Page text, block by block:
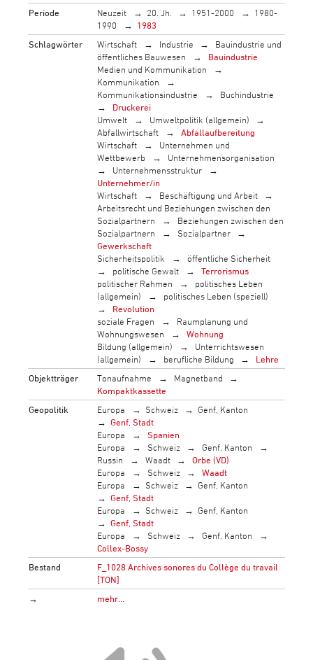
Periode
Neuzeit 20. Jh. 1951-2000
1980-
1990
1983
Schlagwörter
Wirtschaft Industrie
Bauindustrie und
öffentliches Bauwesen
Bauindustrie
Medien und Kommunikation
Kommunikation
Kommunikationsindustrie
Buchindustrie
Druckerei
Umwelt
Umweltpolitik (allgemein)
Abfallwirtschaft
Abfallaufbereitung
Wirtschaft
Unternehmen und
Wettbewerb
Unternehmensorganisation
Unternehmensstruktur
Unternehmer/in
Wirtschaft
Beschäftigung und Arbeit
Arbeitsrecht und Beziehungen zwischen den
Sozialpartnern
Beziehungen zwischen den
Sozialpartnern
Sozialpartner
Gewerkschaft
Sicherheitspolitik
öffentliche Sicherheit
politische Gewalt
Terrorismus
politischer Rahmen
politisches Leben
(allgemein)
politisches Leben (speziell)
Revolution
soziale Fragen
Raumplanung und
Wohnungswesen
Wohnung
Bildung (allgemein)
Unterrichtswesen
(allgemein)
berufliche Bildung
Lehre
Objektträger
Tonaufnahme
Magnetband
Kompaktkassette
Geopolitik
Europa Schweiz
Genf, Kanton
Genf, Stadt
Europa
Spanien
Europa
Schweiz
Genf, Kanton
Russin
Waadt
Orbe (VD)
Europa
Schweiz
Waadt
Europa
Schweiz
Genf, Kanton
Genf, Stadt
Europa
Schweiz
Genf, Kanton
Genf, Stadt
Europa
Schweiz
Genf, Kanton
Collex-Bossy
Bestand
F_1028 Archives sonores du Collège du travail
[TON]
→
mehr…